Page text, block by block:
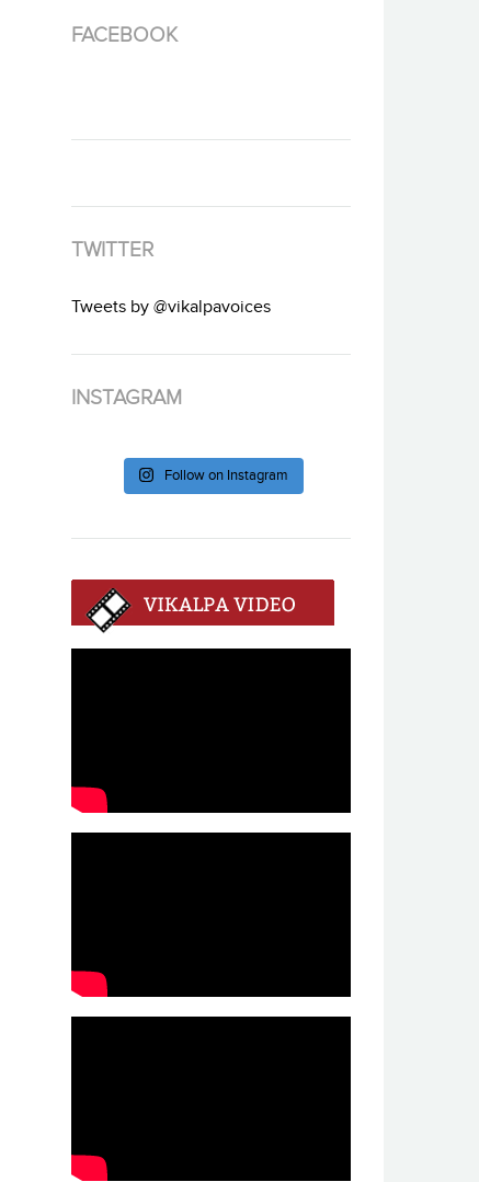
FACEBOOK
TWITTER
Tweets by @vikalpavoices
INSTAGRAM
Follow on Instagram